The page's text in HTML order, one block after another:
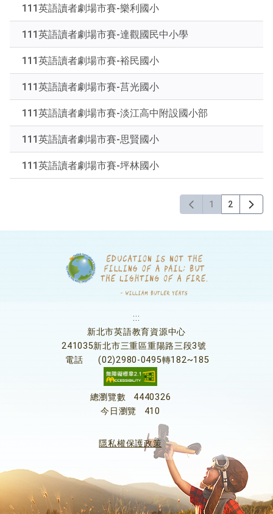
111英語讀者劇場市賽-樂利國小
111英語讀者劇場市賽-達觀國民中小學
111英語讀者劇場市賽-裕民國小
111英語讀者劇場市賽-莒光國小
111英語讀者劇場市賽-淡江高中附設國小部
111英語讀者劇場市賽-思賢國小
111英語讀者劇場市賽-坪林國小
1 2
:::
新北市英語教育資源中心
241035新北市三重區重陽路三段3號
電話
(02)2980-0495轉182~185
總瀏覽數
4440326
今日瀏覽
410
隱私權保護政策